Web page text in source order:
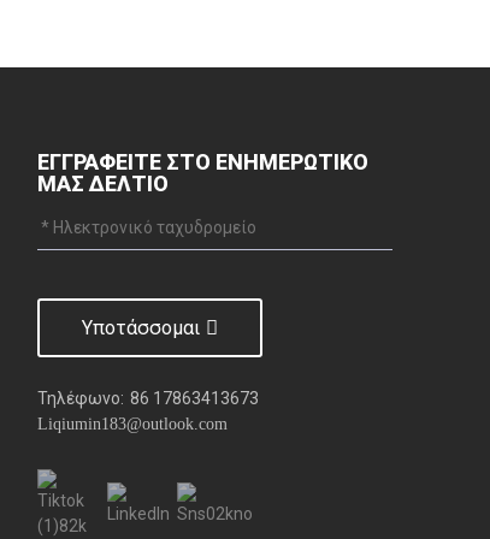
ΕΓΓΡΑΦΕΊΤΕ ΣΤΟ ΕΝΗΜΕΡΩΤΙΚΌ
ΜΑΣ ΔΕΛΤΊΟ
Υποτάσσομαι
Τηλέφωνο: 86 17863413673
Liqiumin183@outlook.com